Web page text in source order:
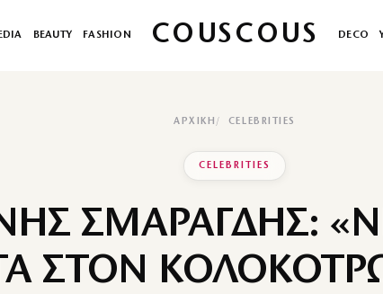
BEAUTY FASHION COUSCOUS DECO
ΑΡΧΙΚΉ CELEBRITIES
CELEBRITIES
ΣΜΑΡΑΓΔΗΣ:
ΣΤΟΝ